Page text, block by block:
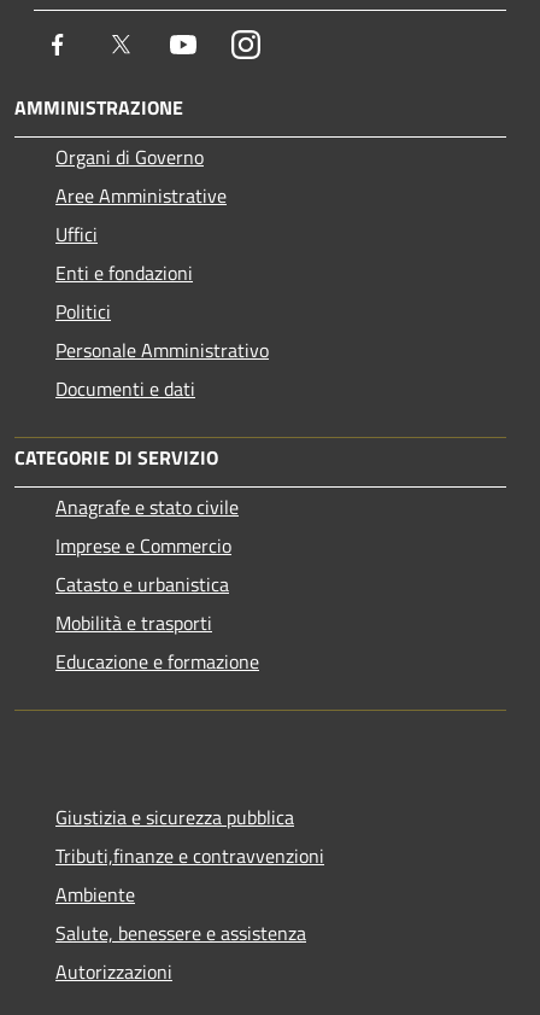
Facebook Twitter YoutubeInstagram
AMMINISTRAZIONE
Organi di Governo
Aree Amministrative
Uffici
Enti e fondazioni
Politici
Personale Amministrativo
Documenti e dati
CATEGORIE DI SERVIZIO
Anagrafe e stato civile
Imprese e Commercio
Catasto e urbanistica
Mobilità e trasporti
Educazione e formazione
Giustizia e sicurezza pubblica
Tributi,finanze e contravvenzioni
Ambiente
Salute, benessere e assistenza
Autorizzazioni